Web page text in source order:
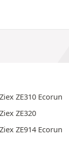
Ziex ZE310 Ecorun
Ziex ZE320
Ziex ZE914 Ecorun